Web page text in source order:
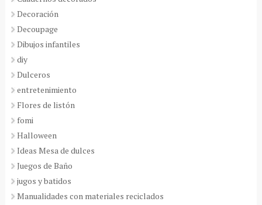
Decoración
Decoupage
Dibujos infantiles
diy
Dulceros
entretenimiento
Flores de listón
fomi
Halloween
Ideas Mesa de dulces
Juegos de Baño
jugos y batidos
Manualidades con materiales reciclados